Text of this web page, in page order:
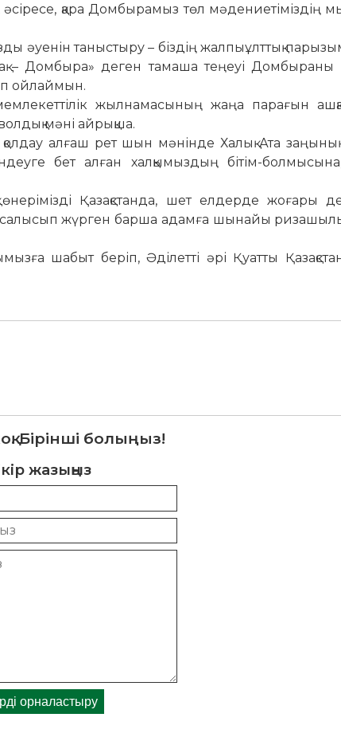
қара Домбырамыз төл мәдениетіміздің
әуенін таныстыру – біздің жалпыұлттық
– Домбыра» деген тамаша теңеуі Домбыраны
ойлаймын.
жылнамасының жаңа парағын
мәні айрықша.
алғаш рет шын мәнінде Халық Ата заңының
бет алған халқымыздың бітім-болмысына,
Қазақстанда, шет елдерде жоғары
атсалысып жүрген барша адамға шынайы
шабыт беріп, Әділетті әрі Қуатты
Бірінші болыңыз!
жазыңыз